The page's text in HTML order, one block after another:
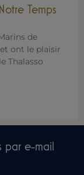
Temps
de
ont le plaisir
Thalasso
par e-mail​